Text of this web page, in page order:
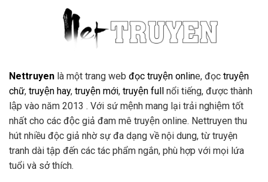
Nettruyen là một trang web đọc truyện online, đọc truyện
chữ, truyện hay, truyện mới, truyện full
nổi tiếng, được thành
lập vào năm 2013 . Với sứ mệnh mang lại trải nghiệm tốt
nhất cho các độc giả đam mê truyện online. Nettruyen thu
hút nhiều độc giả nhờ sự đa dạng về nội dung, từ truyện
tranh dài tập đến các tác phẩm ngắn, phù hợp với mọi lứa
tuổi và sở thích.